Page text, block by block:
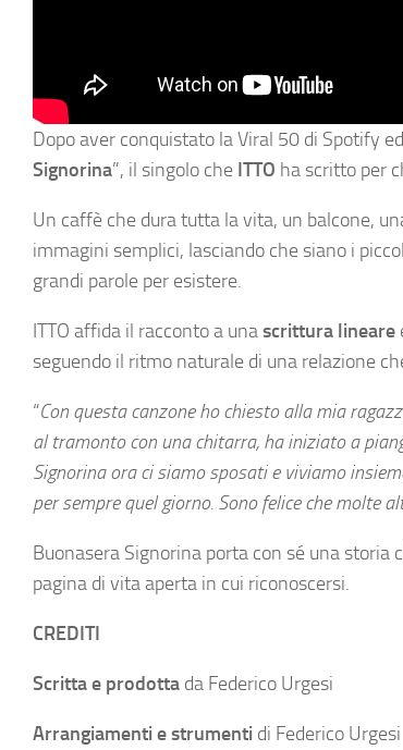
Dopo aver conquistato la Viral 50 di Spotify
Signorina”, il singolo che ITTO ha scritto per
Un caffè che dura tutta la vita, un balcone,
immagini semplici, lasciando che siano i
grandi parole per esistere.
ITTO affida il racconto a unascrittura lineare
seguendo il ritmo naturale di una relazione
“Con questa canzone ho chiesto alla mia
al tramonto con una chitarra, ha iniziato a
Signorina ora ci siamo sposati e viviamo
per sempre quel giorno. Sono felice che molte
Buonasera Signorina porta con sé una
pagina di vita aperta in cui riconoscersi.
CREDITI
Scrittae prodotta da Federico Urgesi
Arrangiamenti e strumenti di Federico Urgesi